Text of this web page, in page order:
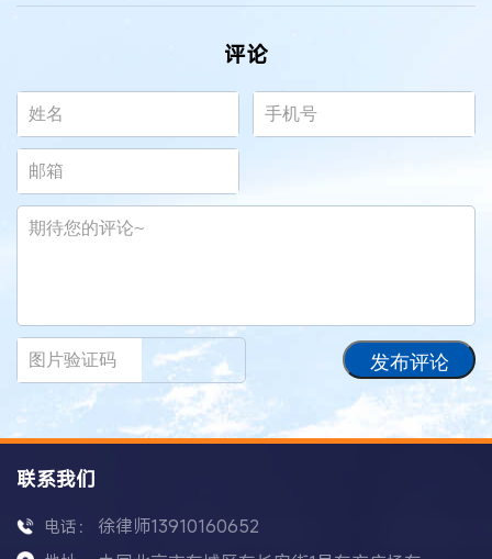
评论
发布评论
联系我们
电话： 徐律师13910160652